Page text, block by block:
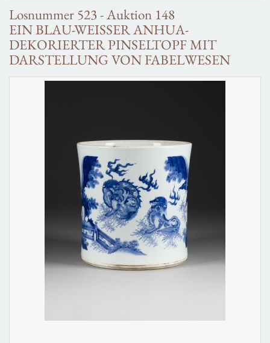
Losnummer 523 - Auktion 148
EIN BLAU-WEISSER ANHUA-
DEKORIERTER PINSELTOPF MIT
DARSTELLUNG VON FABELWESEN